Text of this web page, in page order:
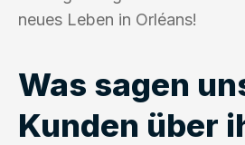
neues Leben in Orléans!
Was sagen
Kunden über